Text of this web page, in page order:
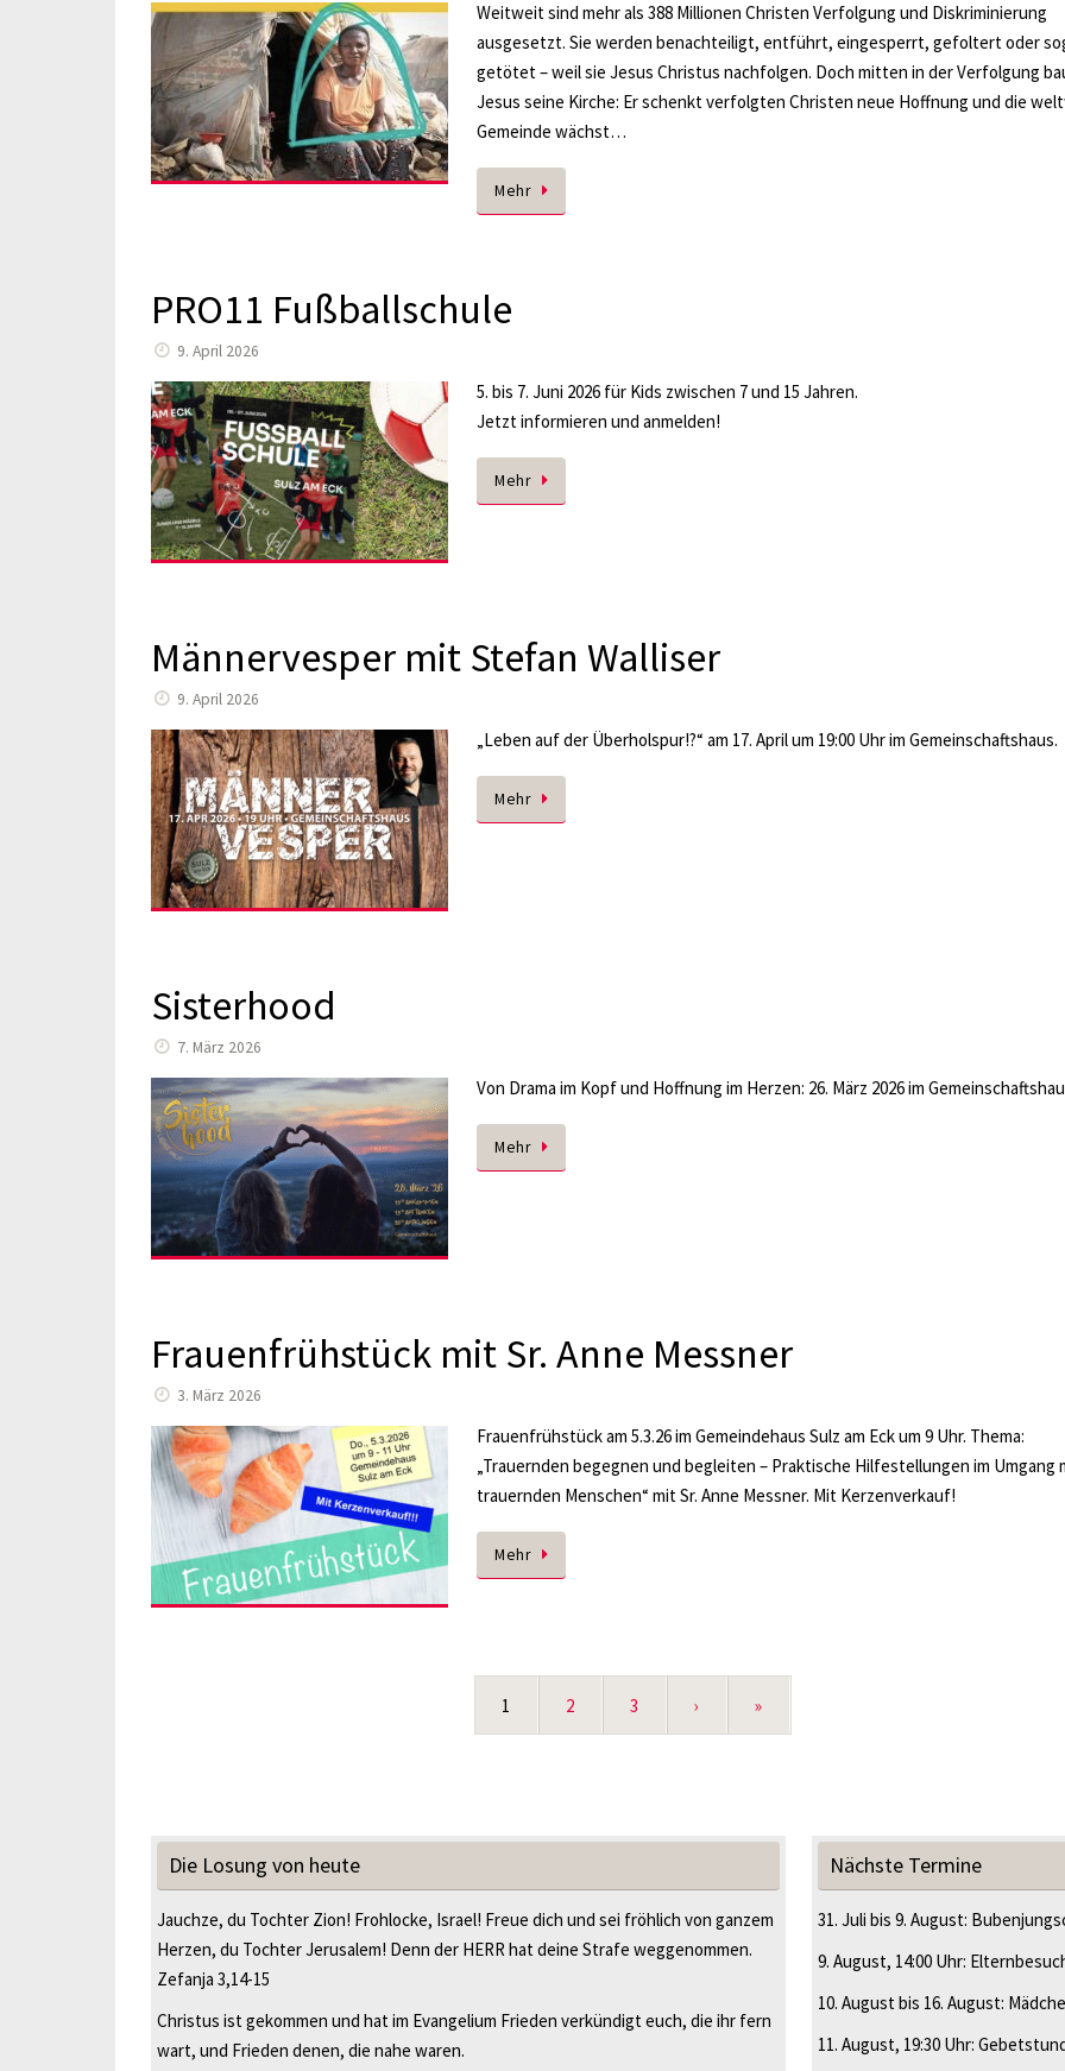
Weitweit sind mehr als 388 Millionen Christen Verfolgung und Diskriminierung
ausgesetzt. Sie werden benachteiligt, entführt, eingesperrt, gefoltert oder
getötet – weil sie Jesus Christus nachfolgen. Doch mitten in der Verfolgung
Jesus seine Kirche: Er schenkt verfolgten Christen neue Hoffnung und die
Gemeinde wächst…
Mehr
PRO11 Fußballschule
9. April 2026
5. bis 7. Juni 2026 für Kids zwischen 7 und 15 Jahren.
Jetzt informieren und anmelden!
Mehr
Männervesper mit Stefan Walliser
9. April 2026
„Leben auf der Überholspur!?“ am 17. April um 19:00 Uhr im Gemeinschaftshaus.
Mehr
Sisterhood
7. März 2026
Von Drama im Kopf und Hoffnung im Herzen: 26. März 2026 im
Mehr
Frauenfrühstück mit Sr. Anne Messner
3. März 2026
Frauenfrühstück am 5.3.26 im Gemeindehaus Sulz am Eck um 9 Uhr. Thema:
„Trauernden begegnen und begleiten – Praktische Hilfestellungen im Umgang
trauernden Menschen“ mit Sr. Anne Messner. Mit Kerzenverkauf!
Mehr
1 2 3 › »
Die Losung von heute
Jauchze, du Tochter Zion! Frohlocke, Israel! Freue dich und sei fröhlich von ganzem
Herzen, du Tochter Jerusalem! Denn der HERR hat deine Strafe weggenommen.
Zefanja 3,14-15
Christus ist gekommen und hat im Evangelium Frieden verkündigt euch, die ihr fern
wart, und Frieden denen, die nahe waren.
Nächste Termine
31. Juli bis 9. August:
9. August, 14:00 Uhr:
10. Augustbis 16. August:
11. August, 19:30 Uhr: